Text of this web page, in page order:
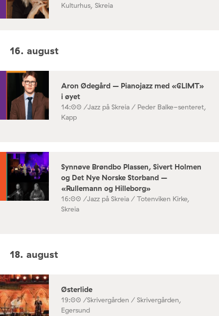
Kulturhus, Skreia
16. august
Aron Ødegård – Pianojazz med «GLIMT»
i øyet
14:00 /Jazz på Skreia / Peder Balke-senteret,
Kapp
Synnøve Brøndbo Plassen, Sivert Holmen
og Det Nye Norske Storband –
«Rullemann og Hilleborg»
16:00 /Jazz på Skreia / Totenviken Kirke,
Skreia
18. august
Østerlide
19:00 /Skrivergården / Skrivergården,
Egersund